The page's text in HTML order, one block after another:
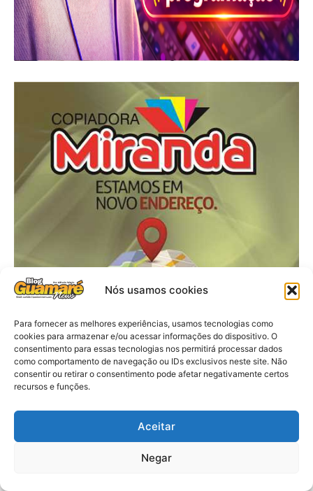
Nós usamos cookies
Para fornecer as melhores experiências, usamos tecnologias como
cookies para armazenar e/ou acessar informações do dispositivo. O
consentimento para essas tecnologias nos permitirá processar dados
como comportamento de navegação ou IDs exclusivos neste site. Não
consentir ou retirar o consentimento pode afetar negativamente certos
recursos e funções.
Aceitar
Negar